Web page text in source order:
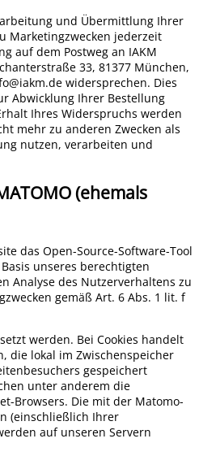
und Übermittlung Ihrer
Marketingzwecken jederzeit
auf dem Postweg an IAKM
33, 81377 München,
widersprechen. Dies
Abwicklung Ihrer Bestellung
Ihres Widerspruchs werden
mehr zu anderen Zwecken als
nutzen, verarbeiten und
(ehemals
das Open-Source-Software-Tool
unseres berechtigten
Analyse des Nutzerverhaltens zu
gemäß Art. 6 Abs. 1 lit. f
werden. Bei Cookies handelt
die lokal im Zwischenspeicher
gespeichert
unter anderem die
Browsers. Die mit der Matomo-
(einschließlich Ihrer
auf unseren Servern